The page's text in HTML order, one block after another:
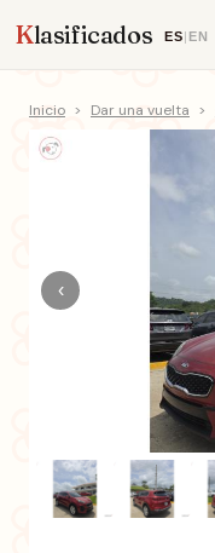
Klasificados ES| EN
Inicio > Dar una vuelta >
‹